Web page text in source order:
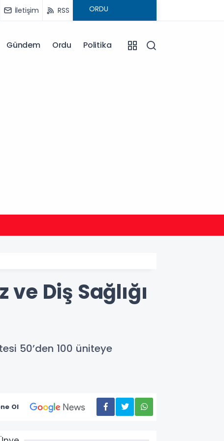
İletişim RSS
Gündem Ordu Politika
Diş Sağlığı
50’den 100 üniteye
Ol